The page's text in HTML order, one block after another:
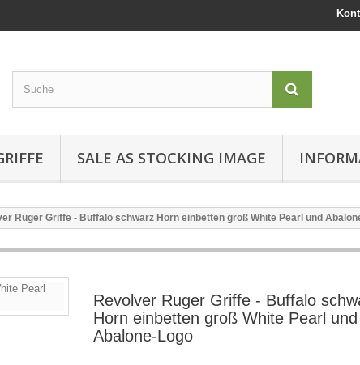
SALE AS STOCKING IMAGE
Ruger Griffe - Buffalo schwarz Horn einbetten groß White Pearl und
Revolver Ruger Griffe - Buffalo
Horn einbetten groß White Pearl und
Abalone-Logo